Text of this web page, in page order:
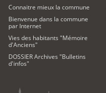
Connaitre mieux la commune
Bienvenue dans la commune
par Internet
Vies des habitants "Mémoire
d'Anciens"
DOSSIER Archives "Bulletins
d'infos"